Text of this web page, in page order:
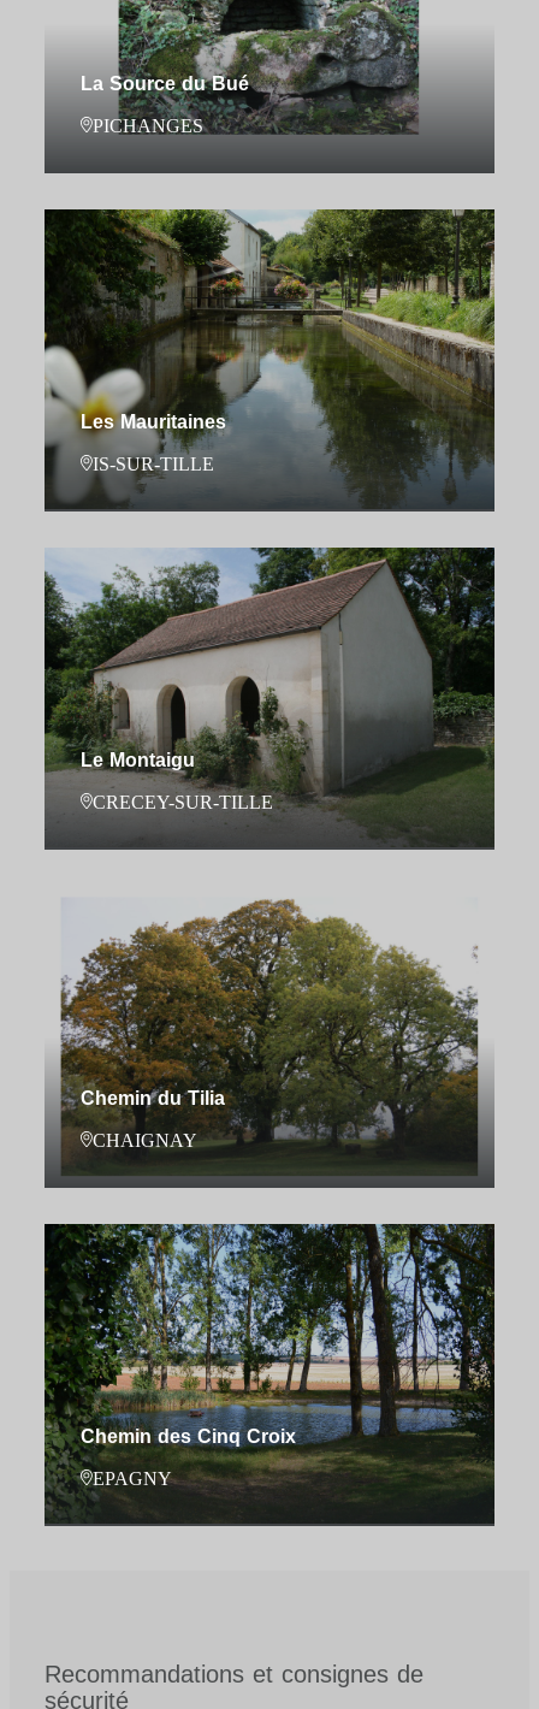
La Source du Bué
PICHANGES
Les Mauritaines
IS-SUR-TILLE
Le Montaigu
CRECEY-SUR-TILLE
Chemin du Tilia
CHAIGNAY
Chemin des Cinq Croix
EPAGNY
Recommandations et consignes de
sécurité